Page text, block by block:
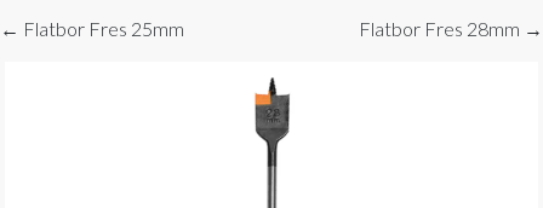
Flatbor Fres 28mm →
← Flatbor Fres 25mm